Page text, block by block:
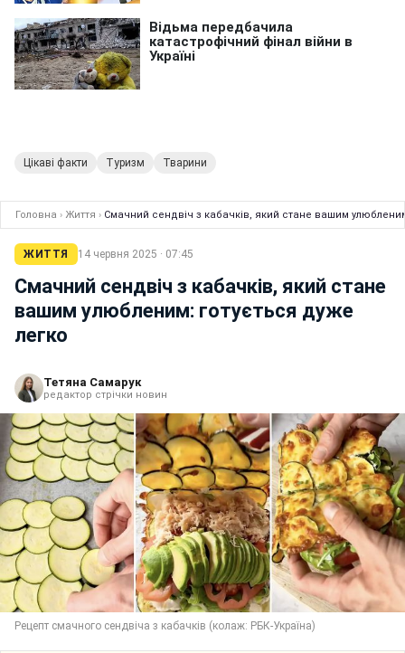
Цікаві факти Туризм Тварини
Головна › Життя › Смачний сендвіч з кабачків, який стане вашим
ЖИТТЯ 14 червня 2025 · 07:45
Смачний сендвіч з кабачків, який стане
вашим улюбленим: готується дуже
легко
Тетяна Самарук
редактор стрічки новин
Рецепт смачного сендвіча з кабачків (колаж: РБК-Україна)